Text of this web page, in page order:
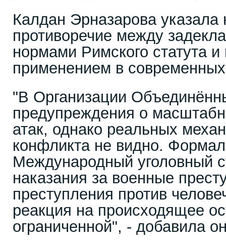
Калдан Эрназарова указала
противоречие между
нормами Римского статута и
применением в
"В Организации
предупреждения о
атак, однако реальных
конфликта не видно.
Международный уголовный
наказания за военные
преступления против
реакция на происходящее
ограниченной", - добавила